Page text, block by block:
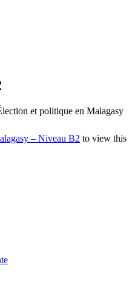
et politique en Malagasy
– Niveau B2 to view this